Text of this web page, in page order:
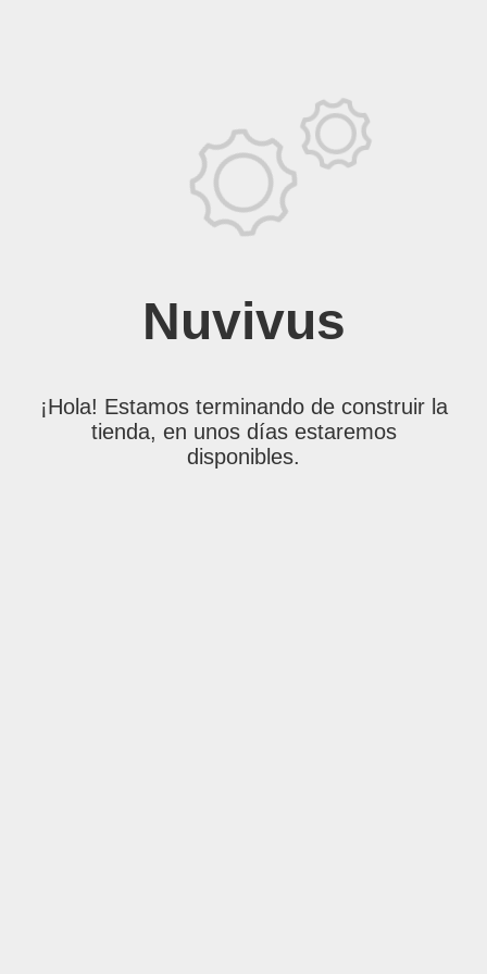
Nuvivus
¡Hola! Estamos terminando de construir la
tienda, en unos días estaremos
disponibles.